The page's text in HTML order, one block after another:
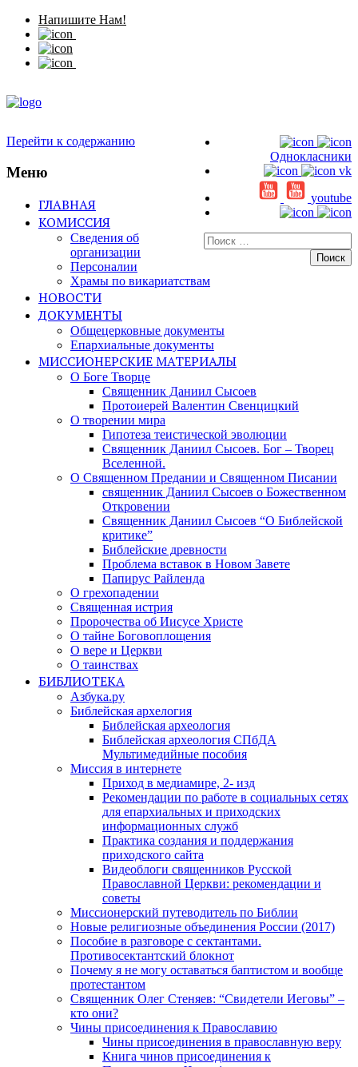
Напишите Нам!
Однокласники
vk
youtube
Искать:
Перейти к содержанию
Меню
ГЛАВНАЯ
КОМИССИЯ
Сведения об
организации
Персоналии
Храмы по викариатствам
НОВОСТИ
ДОКУМЕНТЫ
Общецерковные документы
Епархиальные документы
МИССИОНЕРСКИЕ МАТЕРИАЛЫ
О Боге Творце
Священник Даниил Сысоев
Протоиерей Валентин Свенцицкий
О творении мира
Гипотеза теистической эволюции
Священник Даниил Сысоев. Бог – Творец
Вселенной.
О Священном Предании и Священном Писании
священник Даниил Сысоев о Божественном
Откровении
Священник Даниил Сысоев “О Библейской
критике”
Библейские древности
Проблема вставок в Новом Завете
Папирус Райленда
О грехопадении
Священная истрия
Пророчества об Иисусе Христе
О тайне Боговоплощения
О вере и Церкви
О таинствах
БИБЛИОТЕКА
Азбука.ру
Библейская архелогия
Библейская археология
Библейская археология СПбДА
Мультимедийные пособия
Миссия в интернете
Приход в медиамире, 2- изд
Рекомендации по работе в социальных сетях
для епархиальных и приходских
информационных служб
Практика создания и поддержания
приходского сайта
Видеоблоги священников Русской
Православной Церкви: рекомендации и
советы
Миссионерский путеводитель по Библии
Новые религиозные объединения России (2017)
Пособие в разговоре с сектантами.
Противосектантский блокнот
Почему я не могу оставаться баптистом и вообще
протестантом
Священник Олег Стеняев: “Свидетели Иеговы” –
кто они?
Чины присоединения к Православию
Чины присоединения в православную веру
Книга чинов присоединения к